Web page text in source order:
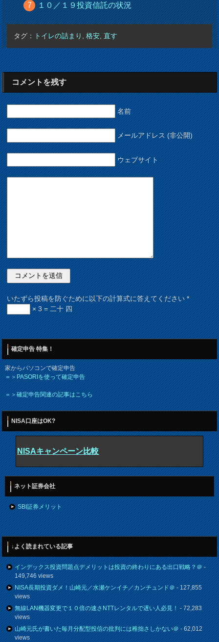
１０／１９投資信託の状況
タグ： トイレの詰まり ,格安 ,直す
コメントを残す
名前
メールアドレス (非公開)
ウェブサイト
いたずら投稿を防ぐために以下の計算式に答えてください*
× 3 = 二十 四
確定申告 特集！
家からパソコンで確定申告
＝＞PASORIを使って確定申告
＝＞確定申告関連の記事はこちら
NISA口座はOK?
NISAキャンペーン比較
ネット証券会社
SBI証券メリット
↓よく読まれている記事
インデックス投資問題点デメリットは投資の終わりにある出口戦略？＠-
149,746 views
NISA長期投資ダメ！山崎元／水瀬ケンイチ／カンチュンド＠- 127,855
views
無線LAN機器変更で１０倍の速さNTTレンタルで遅い人必見！- 72,283
views
山崎元氏が書いた毎月分配型投信の批判には稚拙さしかない＠- 62,012
views